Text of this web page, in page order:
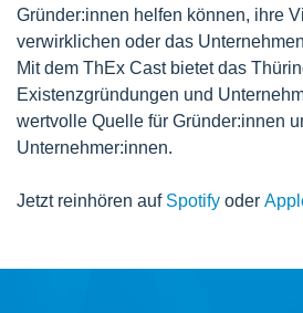
Gründer:innen helfen können, ihre
verwirklichen oder das
Mit dem ThEx Cast bietet das
Existenzgründungen und
wertvolle Quelle für Gründer:innen
Unternehmer:innen.
Jetzt reinhören auf Spotify oder